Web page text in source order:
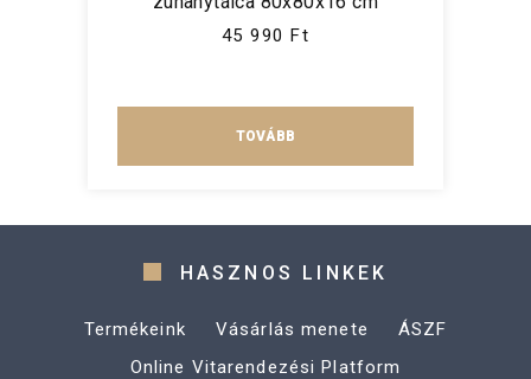
45 990 Ft
TOVÁBB
HASZNOS LINKEK
Termékeink Vásárlás menete
ÁSZF
Online Vitarendezési Platform